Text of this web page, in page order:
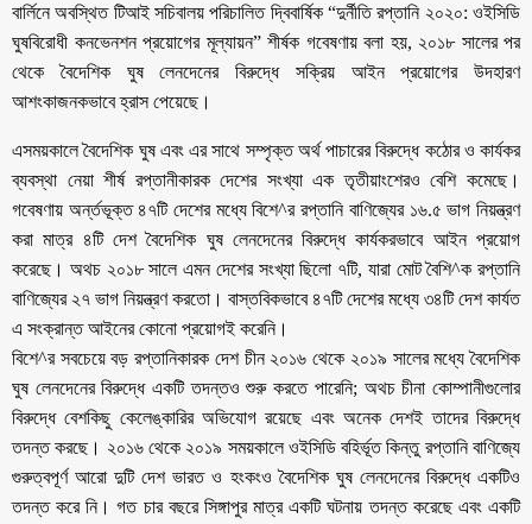
বার্লিনে অবস্থিত টিআই সচিবালয় পরিচালিত দ্বিবার্ষিক “দুর্নীতি রপ্তানি ২০২০: ওইসিডি
ঘুষবিরোধী কনভেনশন প্রয়োগের মূল্যায়ন” শীর্ষক গবেষণায় বলা হয়, ২০১৮ সালের পর
থেকে বৈদেশিক ঘুষ লেনদেনের বিরুদ্ধে সক্রিয় আইন প্রয়োগের উদহারণ
আশংকাজনকভাবে হ্রাস পেয়েছে।
এসময়কালে বৈদেশিক ঘুষ এবং এর সাথে সম্পৃক্ত অর্থ পাচারের বিরুদ্ধে কঠোর ও কার্যকর
ব্যবস্থা নেয়া শীর্ষ রপ্তানীকারক দেশের সংখ্যা এক তৃতীয়াংশেরও বেশি কমেছে।
গবেষণায় অর্ন্তভূক্ত ৪৭টি দেশের মধ্যে বিশে^র রপ্তানি বাণিজ্যের ১৬.৫ ভাগ নিয়ন্ত্রণ
করা মাত্র ৪টি দেশ বৈদেশিক ঘুষ লেনদেনের বিরুদ্ধে কার্যকরভাবে আইন প্রয়োগ
করেছে। অথচ ২০১৮ সালে এমন দেশের সংখ্যা ছিলো ৭টি, যারা মোট বৈশি^ক রপ্তানি
বাণিজ্যের ২৭ ভাগ নিয়ন্ত্রণ করতো। বাস্তবিকভাবে ৪৭টি দেশের মধ্যে ৩৪টি দেশ কার্যত
এ সংক্রান্ত আইনের কোনো প্রয়োগই করেনি।
বিশে^র সবচেয়ে বড় রপ্তানিকারক দেশ চীন ২০১৬ থেকে ২০১৯ সালের মধ্যে বৈদেশিক
ঘুষ লেনদেনের বিরুদ্ধে একটি তদন্তও শুরু করতে পারেনি; অথচ চীনা কোম্পানীগুলোর
বিরুদ্ধে বেশকিছু কেলেঙ্কারির অভিযোগ রয়েছে এবং অনেক দেশই তাদের বিরুদ্ধে
তদন্ত করছে। ২০১৬ থেকে ২০১৯ সময়কালে ওইসিডি বহির্ভূত কিন্তু রপ্তানি বাণিজ্যে
গুরুত্বপূর্ণ আরো দুটি দেশ ভারত ও হংকংও বৈদেশিক ঘুষ লেনদেনের বিরুদ্ধে একটিও
তদন্ত করে নি। গত চার বছরে সিঙ্গাপুর মাত্র একটি ঘটনায় তদন্ত করেছে এবং একটি